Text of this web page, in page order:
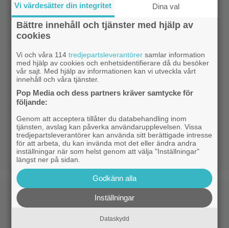
Vi värdesätter din integritet Dina val
Bättre innehåll och tjänster med hjälp av
cookies
Vi och våra 114tredjepartsleverantörer samlar information
med hjälp av cookies och enhetsidentifierare då du besöker
vår sajt. Med hjälp av informationen kan vi utveckla vårt
innehåll och våra tjänster.
Pop Media och dess partners kräver samtycke för
följande:
Genom att acceptera tillåter du databehandling inom
tjänsten, avslag kan påverka användarupplevelsen. Vissa
tredjepartsleverantörer kan använda sitt berättigade intresse
för att arbeta, du kan invända mot det eller ändra andra
inställningar när som helst genom att välja "Inställningar"
längst ner på sidan.
Godkänn alla
Inställningar
Dataskydd